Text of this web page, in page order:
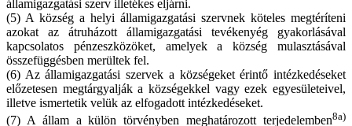
államigazgatási szerv illetékes eljárni.
(5) A község a helyi államigazgatási szervnek köteles megtéríteni
azokat az átruházott államigazgatási tevékenyég gyakorlásával
kapcsolatos pénzeszközöket, amelyek a község mulasztásával
összefüggésben merültek fel.
(6) Az államigazgatási szervek a községeket érintő intézkedéseket
előzetesen megtárgyalják a községekkel vagy ezek egyesületeivel,
illetve ismertetik velük az elfogadott intézkedéseket.
(7) A állam a külön törvényben meghatározott terjedelemben8a)